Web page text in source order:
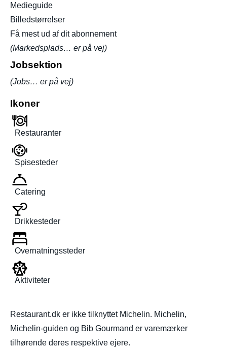
Medieguide
Billedstørrelser
Få mest ud af dit abonnement
(Markedsplads… er på vej)
Jobsektion
(Jobs… er på vej)
Ikoner
Restauranter
Spisesteder
Catering
Drikkesteder
Overnatningssteder
Aktiviteter
Restaurant.dk er ikke tilknyttet Michelin. Michelin,
Michelin-guiden og Bib Gourmand er varemærker
tilhørende deres respektive ejere.